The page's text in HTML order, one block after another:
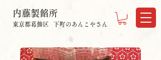
下町のあんこやさん
東京都葛飾区
内藤製餡所